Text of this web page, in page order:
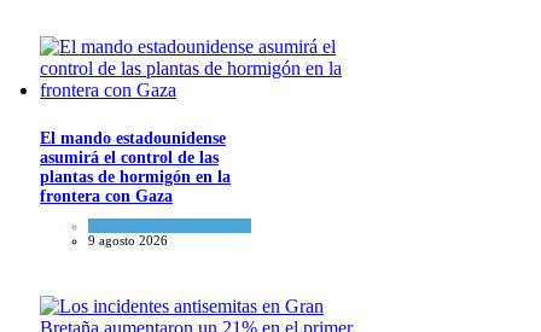
El mando estadounidense
asumirá el control de las
plantas de hormigón en la
frontera con Gaza
9 agosto 2026